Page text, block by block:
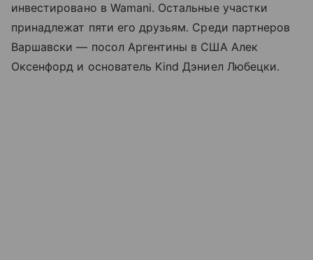
инвестировано в Wamani. Остальные участки
принадлежат пяти его друзьям. Среди партнеров
Варшавски — посол Аргентины в США Алек
Оксенфорд и основатель Kind Дэниел Любецки.